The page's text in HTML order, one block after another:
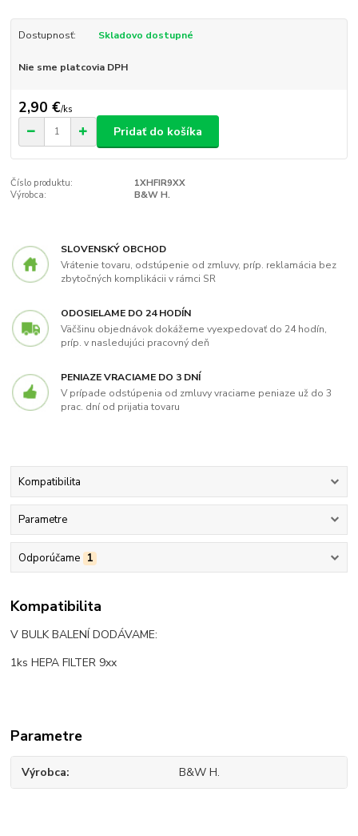
Dostupnosť: Skladovo dostupné
Nie sme platcovia DPH
2,90 €/ks
Pridať do košíka
Číslo produktu:
1XHFIR9XX
Výrobca:
B&W H.
SLOVENSKÝ OBCHOD
Vrátenie tovaru, odstúpenie od zmluvy, príp. reklamácia bez
zbytočných komplikácii v rámci SR
ODOSIELAME DO 24 HODÍN
Väčšinu objednávok dokážeme vyexpedovať do 24 hodín,
príp. v nasledujúci pracovný deň
PENIAZE VRACIAME DO 3 DNÍ
V prípade odstúpenia od zmluvy vraciame peniaze už do 3
prac. dní od prijatia tovaru
Kompatibilita
Parametre
Odporúčame 1
Kompatibilita
V BULK BALENÍ DODÁVAME:
1ks HEPA FILTER 9xx
Parametre
Výrobca B&W H.